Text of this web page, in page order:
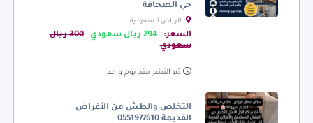
حي الصحافة
السعر: 294 ريال سعودي
300 ريال
سعودي
تم النشر منذ يوم واحد
التخلص والطش من الأغراض
القديمة 0551977610